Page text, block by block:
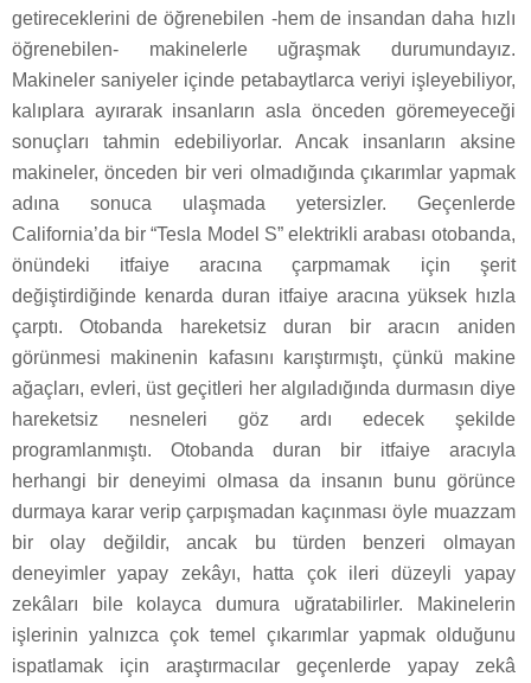
getireceklerini de öğrenebilen -hem de insandan daha hızlı
öğrenebilen- makinelerle uğraşmak durumundayız.
Makineler saniyeler içinde petabaytlarca veriyi işleyebiliyor,
kalıplara ayırarak insanların asla önceden göremeyeceği
sonuçları tahmin edebiliyorlar. Ancak insanların aksine
makineler, önceden bir veri olmadığında çıkarımlar yapmak
adına sonuca ulaşmada yetersizler. Geçenlerde
California’da bir “Tesla Model S” elektrikli arabası otobanda,
önündeki itfaiye aracına çarpmamak için şerit
değiştirdiğinde kenarda duran itfaiye aracına yüksek hızla
çarptı. Otobanda hareketsiz duran bir aracın aniden
görünmesi makinenin kafasını karıştırmıştı, çünkü makine
ağaçları, evleri, üst geçitleri her algıladığında durmasın diye
hareketsiz nesneleri göz ardı edecek şekilde
programlanmıştı. Otobanda duran bir itfaiye aracıyla
herhangi bir deneyimi olmasa da insanın bunu görünce
durmaya karar verip çarpışmadan kaçınması öyle muazzam
bir olay değildir, ancak bu türden benzeri olmayan
deneyimler yapay zekâyı, hatta çok ileri düzeyli yapay
zekâları bile kolayca dumura uğratabilirler. Makinelerin
işlerinin yalnızca çok temel çıkarımlar yapmak olduğunu
ispatlamak için araştırmacılar geçenlerde yapay zekâ